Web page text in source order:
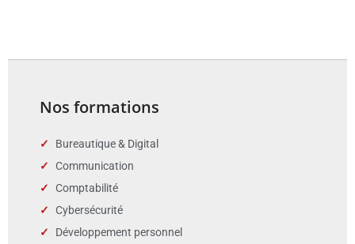
Nos formations
Bureautique & Digital
Communication
Comptabilité
Cybersécurité
Développement personnel